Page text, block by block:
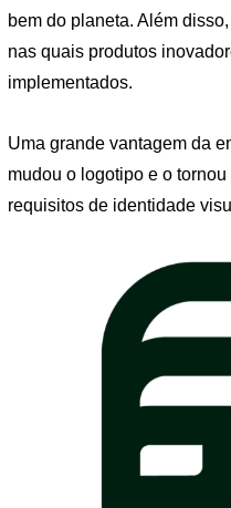
bem do planeta. Além
nas quais produtos
implementados.
Uma grande vantagem da
mudou o logotipo e o
requisitos de identidade